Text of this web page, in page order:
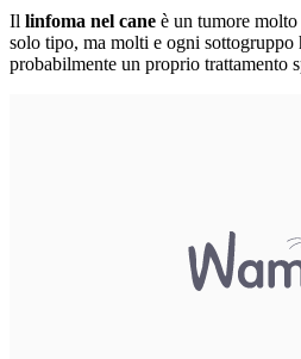
Il linfoma nel cane è un tumore
solo tipo, ma molti e ogni sottogruppo
probabilmente un proprio trattamento